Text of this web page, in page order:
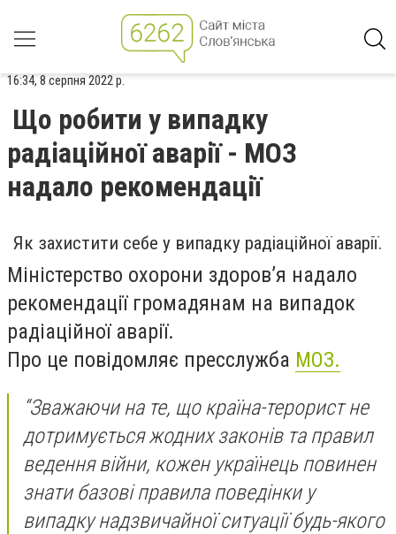
16:34, 8 серпня 2022 р.
Що робити у випадку
радіаційної аварії - МОЗ
надало рекомендації
Як захистити себе у випадку радіаційної аварії.
Міністерство охорони здоров’я надало
рекомендації громадянам на випадок
радіаційної аварії.
Про це повідомляє пресслужба МОЗ.
“Зважаючи на те, що країна-терорист не
дотримується жодних законів та правил
ведення війни, кожен українець повинен
знати базові правила поведінки у
випадку надзвичайної ситуації будь-якого